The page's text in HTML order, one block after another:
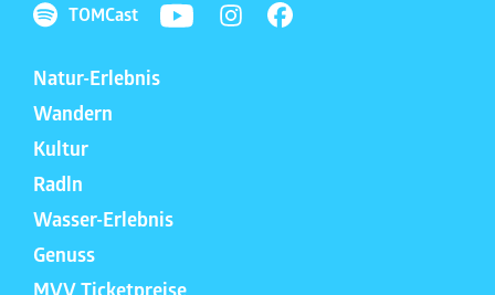
TOMCast
Natur-Erlebnis
Wandern
Kultur
Radln
Wasser-Erlebnis
Genuss